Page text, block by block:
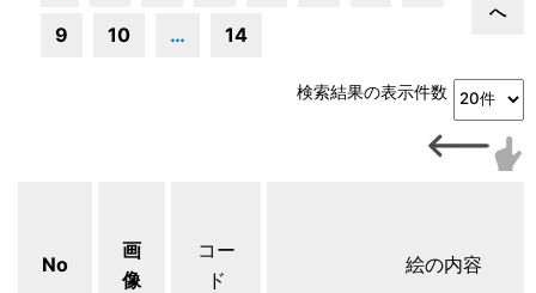
9 10 … 14
へ
検索結果の表示件数
No
画
像
コー
ド
絵の内容